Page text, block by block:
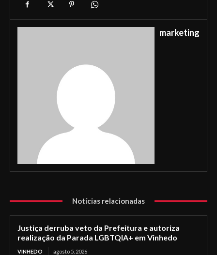
marketing
Notícias relacionadas
Justiça derruba veto da Prefeitura e autoriza
realização da Parada LGBTQIA+ em Vinhedo
VINHEDO agosto 5, 2026